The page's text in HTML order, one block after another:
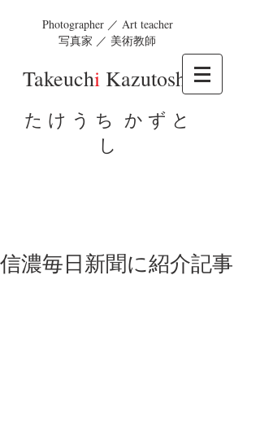
Photographer ／ Art teacher
写真家 ／ 美術教師
Takeuchi Kazutosh
た け う ち か ず と
し
信濃毎日新聞に紹介記事